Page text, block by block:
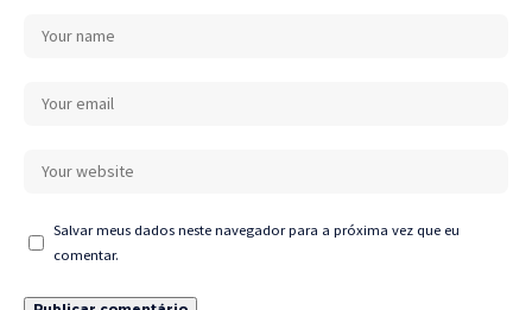
Salvar meus dados neste navegador para a próxima vez que eu
comentar.